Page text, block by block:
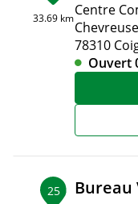
33.69 kmCentre
78310
Ouvert
25 Bureau